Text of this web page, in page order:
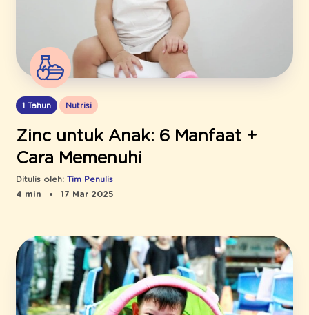
1 Tahun Nutrisi
Zinc untuk Anak: 6 Manfaat +
Cara Memenuhi
Ditulis oleh: Tim Penulis
4 min
17 Mar 2025